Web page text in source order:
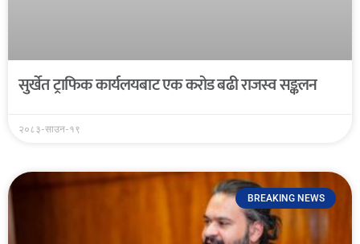
सुर्खेत ट्राफिक कार्यलयबाट एक करोड बढी राजस्व सङ्कलन
२०८३-साउन-१९
BREAKING NEWS